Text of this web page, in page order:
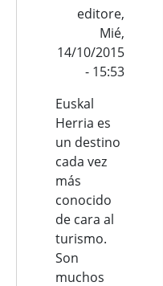
editore,
Mié,
14/10/2015
- 15:53
Euskal
Herria es
un destino
cada vez
más
conocido
de cara al
turismo.
Son
muchos